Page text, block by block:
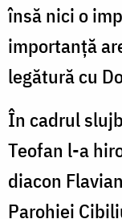
însă nici o
importanță
legătură cu
În cadrul
Teofan l-a
diacon
Parohiei